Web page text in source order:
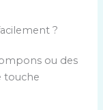
?
ou des
touche